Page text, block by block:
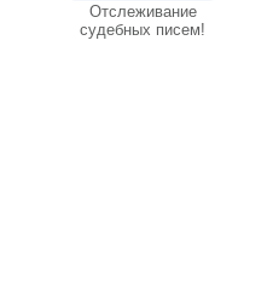
Отслеживание
судебных писем!